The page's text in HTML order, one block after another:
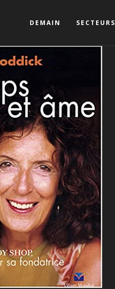
DEMAIN SECTEURS